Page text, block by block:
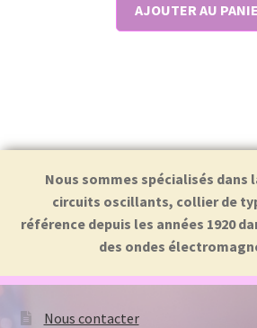
AJOUTER AU
Nous sommes spécialisés dans
circuits oscillants, collier de
référence depuis les années 1920
des ondes
Nous contacter